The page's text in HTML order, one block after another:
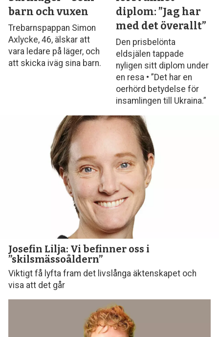
barn och vuxen
Trebarnspappan Simon
Axlycke, 46, älskar att
vara ledare på läger, och
att skicka iväg sina barn.
diplom: ”Jag har
med det överallt”
Den prisbelönta
eldsjälen tappade
nyligen sitt diplom under
en resa • ”Det har en
oerhörd betydelse för
insamlingen till Ukraina.”
Josefin Lilja: Vi befinner oss i
”skilsmässoåldern”
Viktigt få lyfta fram det livslånga äktenskapet och
visa att det går